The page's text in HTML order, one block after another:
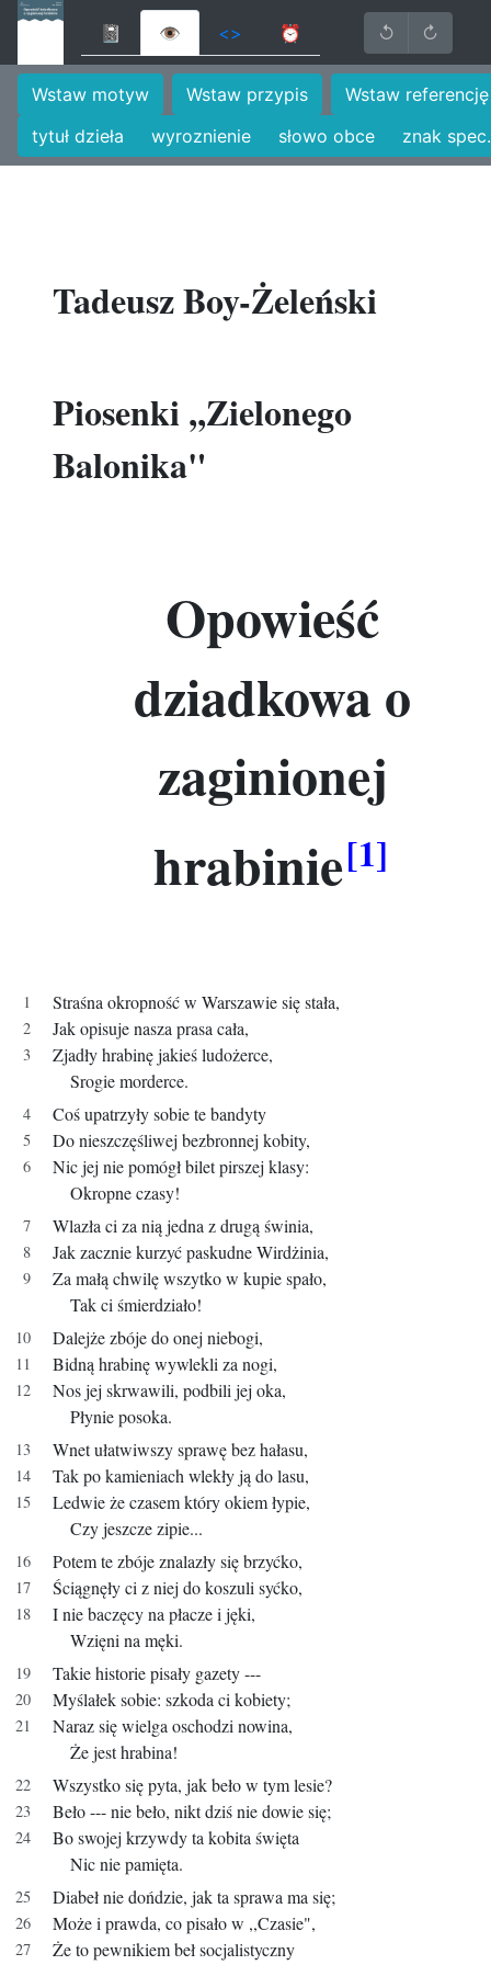
📓 👁 <> ⏰ ↺ ↻
Wstaw motyw Wstaw przypis
Wstaw referencję
tytuł dzieła
wyroznienie słowo obce znak spec.
Tadeusz Boy-Żeleński
Piosenki ,,Zielonego
Balonika"
Opowieść
dziadkowa o
zaginionej
hrabinie
Straśna okropność w Warszawie się stała,
Jak opisuje nasza prasa cała,
Zjadły hrabinę jakieś ludożerce,
Srogie morderce.
Coś upatrzyły sobie te bandyty
Do nieszczęśliwej bezbronnej kobity,
Nic jej nie pomógł bilet pirszej klasy:
Okropne czasy!
Wlazła ci za nią jedna z drugą świnia,
Jak zacznie kurzyć paskudne Wirdżinia,
Za małą chwilę wszytko w kupie spało,
Tak ci śmierdziało!
Dalejże zbóje do onej niebogi,
Bidną hrabinę wywlekli za nogi,
Nos jej skrwawili, podbili jej oka,
Płynie posoka.
Wnet ułatwiwszy sprawę bez hałasu,
Tak po kamieniach wlekły ją do lasu,
Ledwie że czasem który okiem łypie,
Czy jeszcze zipie...
Potem te zbóje znalazły się brzyćko,
Ściągnęły ci z niej do koszuli syćko,
I nie baczęcy na płacze i jęki,
Wzięni na męki.
Takie historie pisały gazety ---
Myślałek sobie: szkoda ci kobiety;
Naraz się wielga oschodzi nowina,
Że jest hrabina!
Wszystko się pyta, jak beło w tym lesie?
Beło --- nie beło, nikt dziś nie dowie się;
Bo swojej krzywdy ta kobita święta
Nic nie pamięta.
Diabeł nie dońdzie, jak ta sprawa ma się;
Może i prawda, co pisało w ,,Czasie",
Że to pewnikiem beł socjalistyczny